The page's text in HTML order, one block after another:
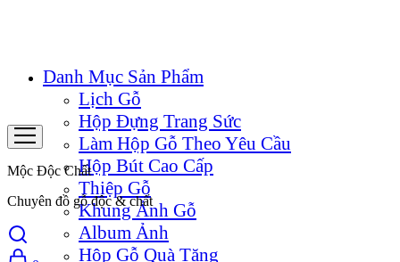
Danh Mục Sản Phẩm
Lịch Gỗ
Hộp Đựng Trang Sức
Làm Hộp Gỗ Theo Yêu Cầu
Hộp Bút Cao Cấp
Thiệp Gỗ
Khung Ảnh Gỗ
Album Ảnh
Hộp Gỗ Quà Tặng
Mộc Độc Chất
Chuyên đồ gỗ độc & chất